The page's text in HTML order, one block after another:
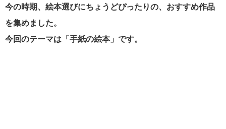
今の時期、絵本選びにちょうどぴったりの、おすすめ作品
を集めました。
今回のテーマは「手紙の絵本」です。